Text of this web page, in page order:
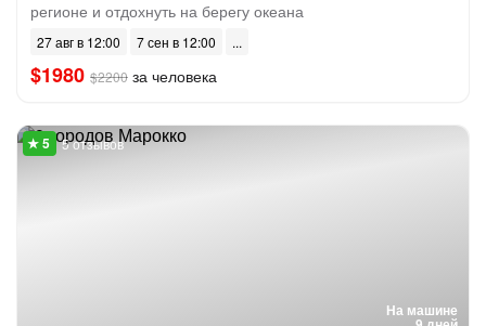
регионе и отдохнуть на берегу океана
27 авг в 12:00 7 сен в 12:00
$1980 $2200 за человека
На машине
5 отзывов